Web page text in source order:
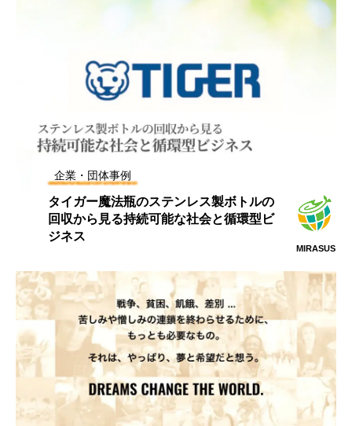
企業・団体事例
タイガー魔法瓶のステンレス製ボトルの
回収から見る持続可能な社会と循環型ビ
ジネス
MIRASUS